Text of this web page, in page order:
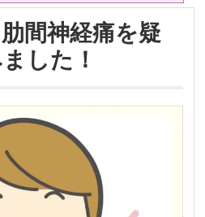
間神経痛を疑
した！